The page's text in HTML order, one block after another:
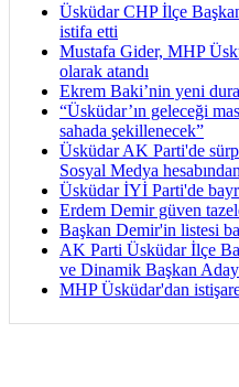
Üsküdar CHP İlçe
istifa etti
Mustafa Gider, MHP
olarak atandı
Ekrem Baki’nin yeni
“Üsküdar’ın geleceği
sahada şekillenecek”
Üsküdar AK Parti'de
Sosyal Medya
Üsküdar İYİ Parti'de
Erdem Demir güven
Başkan Demir'in listesi
AK Parti Üsküdar İlçe
ve Dinamik Başkan
MHP Üsküdar'dan istişare